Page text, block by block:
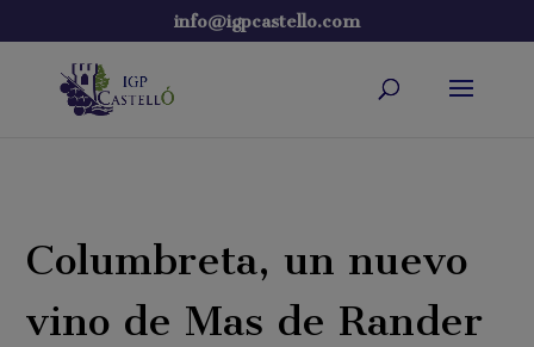
info@igpcastello.com
Columbreta, un nuevo
vino de Mas de Rander